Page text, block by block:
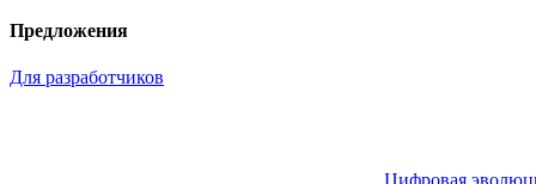
Предложения
Для разработчиков